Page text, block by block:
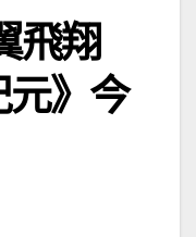
飛翔
元》今